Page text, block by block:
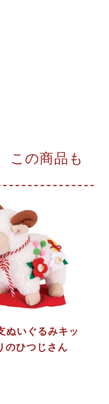
この商品も
ぬいぐるみキッ
のひつじさん